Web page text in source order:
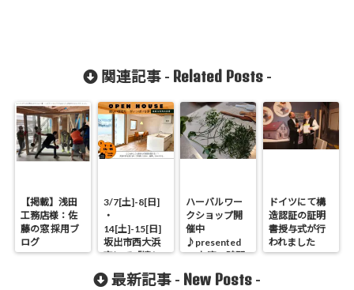
関連記事 - Related Posts-
【掲載】浅田
工務店様：佐
藤の窓 採用ブ
ログ
3/7[土]-8[日]
・
14[土]-15[日]
坂出市西大浜
南にて「嬉し
い想定外がい
っぱいなお
ハーバルワー
クショップ開
催中
♪presented
by お庭の時間
ドイツにて構
造認証の証明
書授与式が行
われました
最新記事 - New Posts -